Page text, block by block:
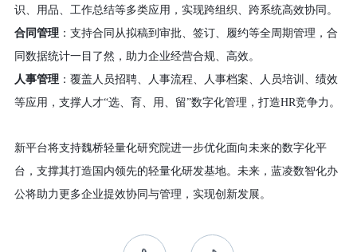
识、用品、工作总结等多类应用，实现跨组织、跨系统高效协同。
合同管理：支持合同从拟稿到审批、签订、履约等全周期管理，合
同数据统计一目了然，助力企业经营合规、高效。
人事管理：覆盖人员招聘、人事流程、人事档案、人员培训、绩效
等应用， 支撑人才“选、育、用、留”数字化管理 ， 打造HR竞争力 。
新平台将支持魏桥轻量化研究院进一步优化面向未来的数字化平
台，支撑其打造国内领先的轻量化研发基地。 未来，蓝凌数智化办
公将助力更多企业提效协同与管理， 实现创新发展。